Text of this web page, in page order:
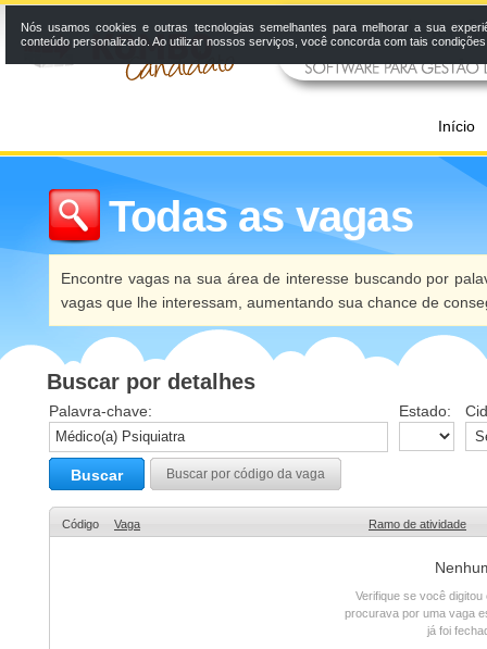
Início
Todas as vagas
Encontre vagas na sua área de interesse buscando por
vagas que lhe interessam, aumentando sua chance de
Buscar por detalhes
Palavra-chave: Estado:
Buscar Buscar por código da vaga
Código Vaga Ramo de atividade
Verifique se você
procurava por uma vaga
já foi
Nós usamos cookies e outras tecnologias semelhantes para melhorar a sua
conteúdo personalizado. Ao utilizar nossos serviços, você concorda com tais